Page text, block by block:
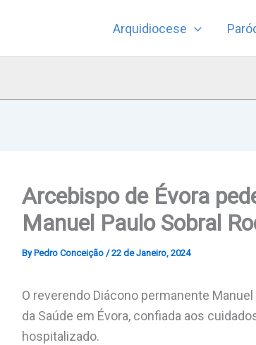
Arquidiocese
Arcebispo de Évora
Manuel Paulo Sobral
By Pedro Conceição /22 de Janeiro, 2024
O reverendo Diácono permanente
da Saúde em Évora, confiada aos
hospitalizado.